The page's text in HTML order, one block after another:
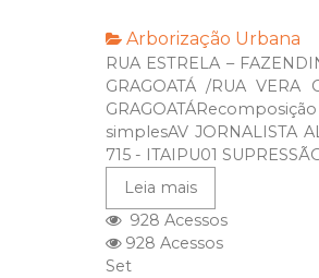
Arborização Urbana
RUA ESTRELA –
GRAGOATÁ /RUA VERA
simplesAV JORNALISTA
715 - ITAIPU01
Leia mais
928 Acessos
928 Acessos
Set